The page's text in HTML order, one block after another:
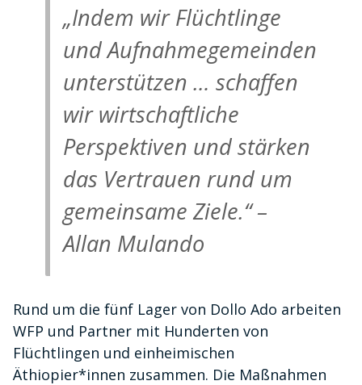
„Indem wir Flüchtlinge
und Aufnahmegemeinden
unterstützen … schaffen
wir wirtschaftliche
Perspektiven und stärken
das Vertrauen rund um
gemeinsame Ziele.“ –
Allan Mulando
Rund um die fünf Lager von Dollo Ado arbeiten
WFP und Partner mit Hunderten von
Flüchtlingen und einheimischen
Äthiopier*innen zusammen. Die Maßnahmen